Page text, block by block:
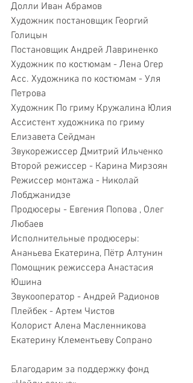
Долли Иван Абрамов
Художник постановщик Георгий
Голицын
Постановщик Андрей Лавриненко
Художник по костюмам - Лена Огер
Асс. Художника по костюмам - Уля
Петрова
Художник По гриму Кружалина Юлия
Ассистент художника по гриму
Елизавета Сейдман
Звукорежиссер Дмитрий Ильченко
Второй режиссер - Карина Мирзоян
Режиссер монтажа - Николай
Лобджанидзе
Продюсеры - Евгения Попова , Олег
Любаев
Исполнительные продюсеры:
Ананьева Екатерина, Пётр Алтунин
Помощник режиссера Анастасия
Юшина
Звукооператор - Андрей Радионов
Плейбек - Артем Чистов
Колорист Алена Масленникова
Екатерину Клементьеву Сопрано
Благодарим за поддержку фонд